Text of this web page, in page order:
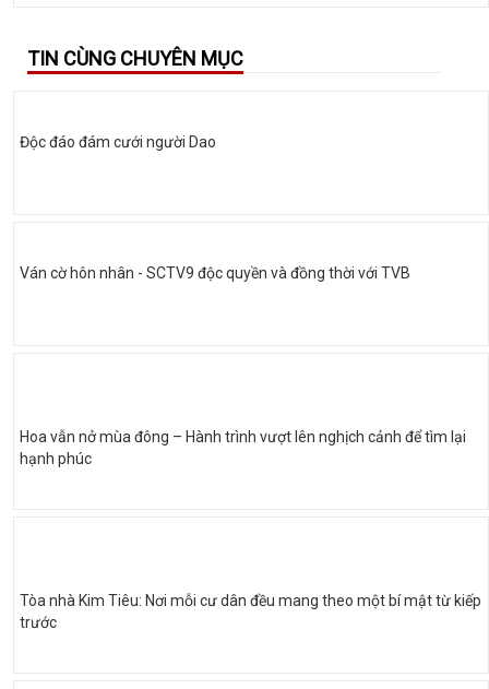
TIN CÙNG CHUYÊN MỤC
Độc đáo đám cưới người Dao
Ván cờ hôn nhân - SCTV9 độc quyền và đồng thời với TVB
Hoa vẫn nở mùa đông – Hành trình vượt lên nghịch cảnh để tìm lại
hạnh phúc
Tòa nhà Kim Tiêu: Nơi mỗi cư dân đều mang theo một bí mật từ kiếp
trước